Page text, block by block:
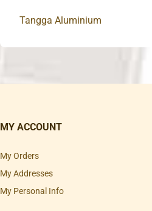
Tangga Aluminium
MY ACCOUNT
My Orders
My Addresses
My Personal Info